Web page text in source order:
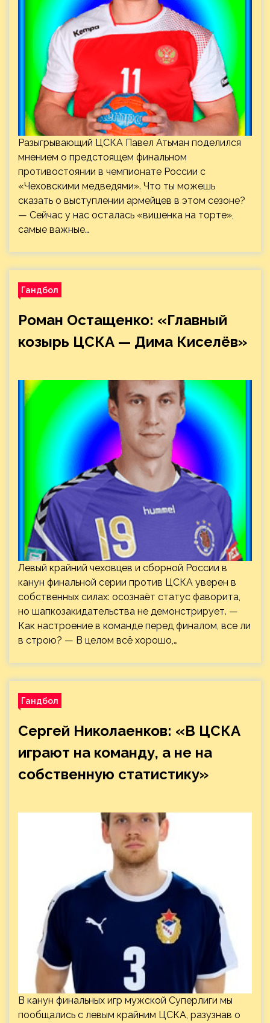
Разыгрывающий ЦСКА Павел Атьман поделился
мнением о предстоящем финальном
противостоянии в чемпионате России с
«Чеховскими медведями». Что ты можешь
сказать о выступлении армейцев в этом сезоне?
— Сейчас у нас осталась «вишенка на торте»,
самые важные…
Гандбол
Роман Остащенко: «Главный
козырь ЦСКА — Дима Киселёв»
Левый крайний чеховцев и сборной России в
канун финальной серии против ЦСКА уверен в
собственных силах: осознаёт статус фаворита,
но шапкозакидательства не демонстрирует. —
Как настроение в команде перед финалом, все ли
в строю? — В целом всё хорошо,…
Гандбол
Сергей Николаенков: «В ЦСКА
играют на команду, а не на
собственную статистику»
В канун финальных игр мужской Суперлиги мы
пообщались с левым крайним ЦСКА, разузнав о